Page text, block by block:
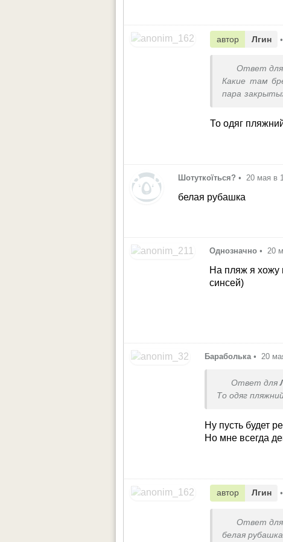
автор Лгин •
Ответ для
Какие там
пара
То одяг
Шотуткоїться? • 20 мая в
белая рубашка
Однозначно • 20
На пляж я хожу
синсей)
Бараболька • 20
Ответ для
То одяг
Ну пусть будет
Но мне всегда
автор Лгин •
Ответ для
белая рубашка